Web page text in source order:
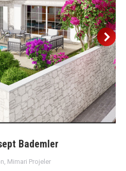
Bademler
Mimari Projeler